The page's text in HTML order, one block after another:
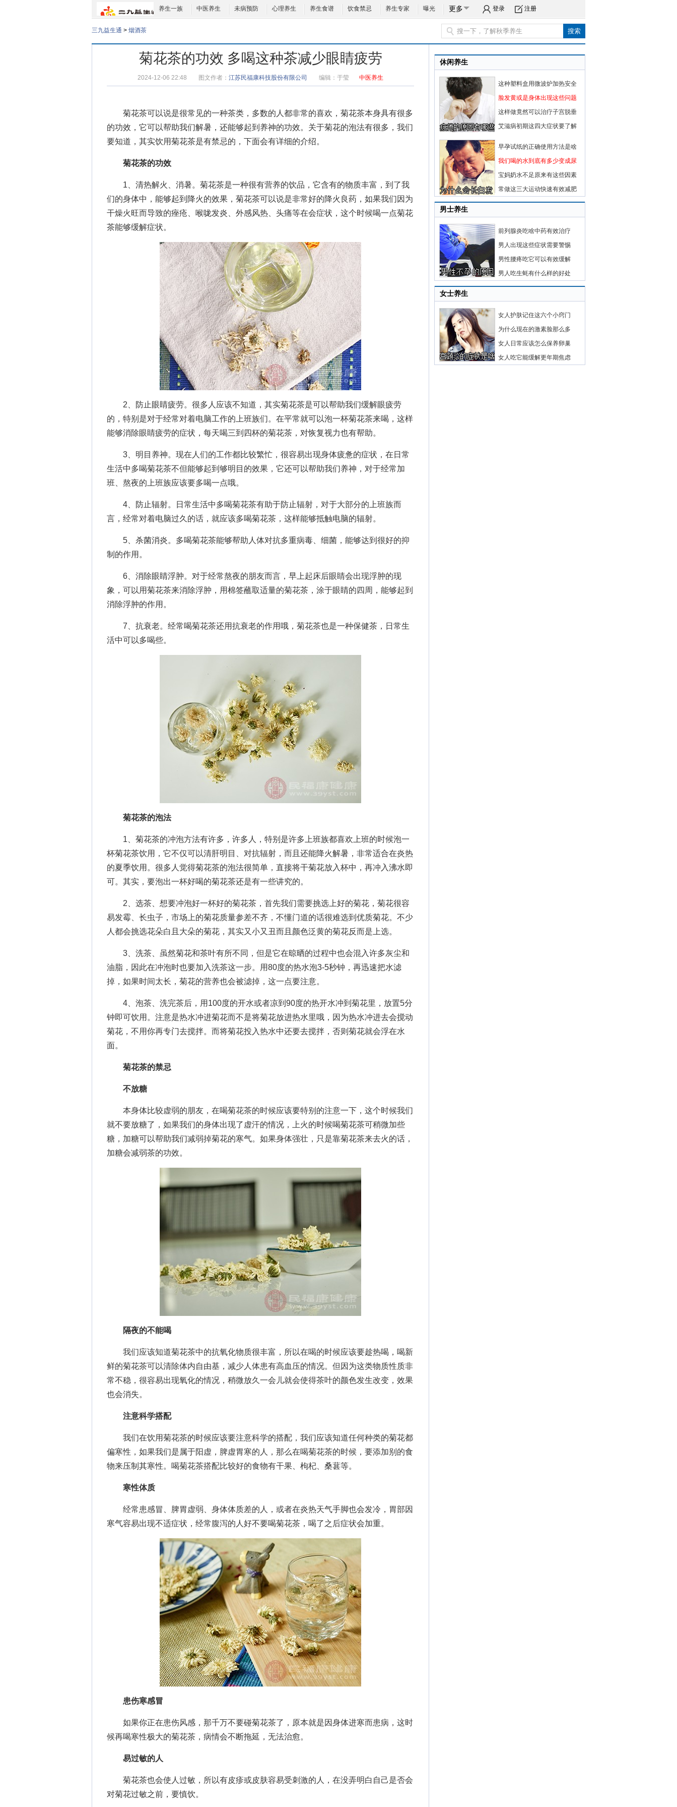
养生一族 中医养生 未病预防 心理养生 养生食谱 饮食禁忌 养生专家 曝光 更多 登录 注册
三九益生通 > 烟酒茶
菊花茶的功效 多喝这种茶减少眼睛疲劳
2024-12-06 22:48 图文作者： 江苏民福康科技股份有限公司 编辑： 于莹 中医养生
菊花茶可以说是很常见的一种茶类，多数的人都非常的喜欢，菊花茶本身具有很多
的功效，它可以帮助我们解暑，还能够起到养神的功效。关于菊花的泡法有很多，我们
要知道，其实饮用菊花茶是有禁忌的，下面会有详细的介绍。
菊花茶的功效
1、清热解火、消暑。菊花茶是一种很有营养的饮品，它含有的物质丰富，到了我
们的身体中，能够起到降火的效果，菊花茶可以说是非常好的降火良药，如果我们因为
干燥火旺而导致的痤疮、喉咙发炎、外感风热、头痛等在会症状，这个时候喝一点菊花
茶能够缓解症状。
2、防止眼睛疲劳。很多人应该不知道，其实菊花茶是可以帮助我们缓解眼疲劳
的，特别是对于经常对着电脑工作的上班族们。在平常就可以泡一杯菊花茶来喝，这样
能够消除眼睛疲劳的症状，每天喝三到四杯的菊花茶，对恢复视力也有帮助。
3、明目养神。现在人们的工作都比较繁忙，很容易出现身体疲惫的症状，在日常
生活中多喝菊花茶不但能够起到够明目的效果，它还可以帮助我们养神，对于经常加
班、熬夜的上班族应该要多喝一点哦。
4、防止辐射。日常生活中多喝菊花茶有助于防止辐射，对于大部分的上班族而
言，经常对着电脑过久的话，就应该多喝菊花茶，这样能够抵触电脑的辐射。
5、杀菌消炎。多喝菊花茶能够帮助人体对抗多重病毒、细菌，能够达到很好的抑
制的作用。
6、消除眼睛浮肿。对于经常熬夜的朋友而言，早上起床后眼睛会出现浮肿的现
象，可以用菊花茶来消除浮肿，用棉签蘸取适量的菊花茶，涂于眼睛的四周，能够起到
消除浮肿的作用。
7、抗衰老。经常喝菊花茶还用抗衰老的作用哦，菊花茶也是一种保健茶，日常生
活中可以多喝些。
菊花茶的泡法
1、菊花茶的冲泡方法有许多，许多人，特别是许多上班族都喜欢上班的时候泡一
杯菊花茶饮用，它不仅可以清肝明目、对抗辐射，而且还能降火解暑，非常适合在炎热
的夏季饮用。很多人觉得菊花茶的泡法很简单，直接将干菊花放入杯中，再冲入沸水即
可。其实，要泡出一杯好喝的菊花茶还是有一些讲究的。
2、选茶、想要冲泡好一杯好的菊花茶，首先我们需要挑选上好的菊花，菊花很容
易发霉、长虫子，市场上的菊花质量参差不齐，不懂门道的话很难选到优质菊花。不少
人都会挑选花朵白且大朵的菊花，其实又小又丑而且颜色泛黄的菊花反而是上选。
3、洗茶、虽然菊花和茶叶有所不同，但是它在晾晒的过程中也会混入许多灰尘和
油脂，因此在冲泡时也要加入洗茶这一步。用80度的热水泡3-5秒钟，再迅速把水滤
掉，如果时间太长，菊花的营养也会被滤掉，这一点要注意。
4、泡茶、洗完茶后，用100度的开水或者凉到90度的热开水冲到菊花里，放置5分
钟即可饮用。注意是热水冲进菊花而不是将菊花放进热水里哦，因为热水冲进去会搅动
菊花，不用你再专门去搅拌。而将菊花投入热水中还要去搅拌，否则菊花就会浮在水
面。
菊花茶的禁忌
不放糖
本身体比较虚弱的朋友，在喝菊花茶的时候应该要特别的注意一下，这个时候我们
就不要放糖了，如果我们的身体出现了虚汗的情况，上火的时候喝菊花茶可稍微加些
糖，加糖可以帮助我们减弱掉菊花的寒气。如果身体强壮，只是靠菊花茶来去火的话，
加糖会减弱茶的功效。
隔夜的不能喝
我们应该知道菊花茶中的抗氧化物质很丰富，所以在喝的时候应该要趁热喝，喝新
鲜的菊花茶可以清除体内自由基，减少人体患有高血压的情况。但因为这类物质性质非
常不稳，很容易出现氧化的情况，稍微放久一会儿就会使得茶叶的颜色发生改变，效果
也会消失。
注意科学搭配
我们在饮用菊花茶的时候应该要注意科学的搭配，我们应该知道任何种类的菊花都
偏寒性，如果我们是属于阳虚，脾虚胃寒的人，那么在喝菊花茶的时候，要添加别的食
物来压制其寒性。喝菊花茶搭配比较好的食物有干果、枸杞、桑葚等。
寒性体质
经常患感冒、脾胃虚弱、身体体质差的人，或者在炎热天气手脚也会发冷，胃部因
寒气容易出现不适症状，经常腹泻的人好不要喝菊花茶，喝了之后症状会加重。
患伤寒感冒
如果你正在患伤风感，那千万不要碰菊花茶了，原本就是因身体进寒而患病，这时
候再喝寒性极大的菊花茶，病情会不断拖延，无法治愈。
易过敏的人
菊花茶也会使人过敏，所以有皮疹或皮肤容易受刺激的人，在没弄明白自己是否会
对菊花过敏之前，要慎饮。
休闲养生
这种塑料盒用微波炉加热安全
脸发黄或是身体出现这些问题
这样做竟然可以治疗子宫脱垂
艾滋病初期这四大症状要了解
早孕试纸的正确使用方法是啥
我们喝的水到底有多少变成尿
宝妈奶水不足原来有这些因素
常做这三大运动快速有效减肥
男士养生
前列腺炎吃啥中药有效治疗
男人出现这些症状需要警惕
男性腰疼吃它可以有效缓解
男人吃生蚝有什么样的好处
女士养生
女人护肤记住这六个小窍门
为什么现在的激素脸那么多
女人日常应该怎么保养卵巢
女人吃它能缓解更年期焦虑